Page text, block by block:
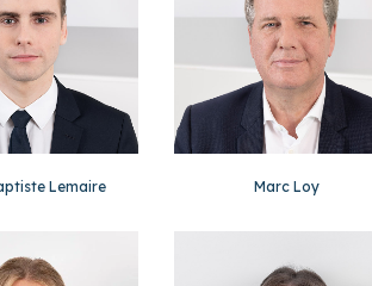
Lemaire Marc Loy